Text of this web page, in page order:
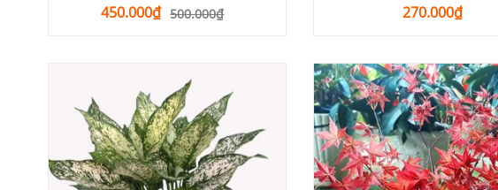
500.000₫
Giá
450.000₫Giá
450.000₫.
270.000₫